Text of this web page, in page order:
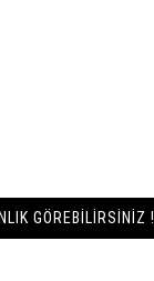
GÖREBILIRSINIZ !